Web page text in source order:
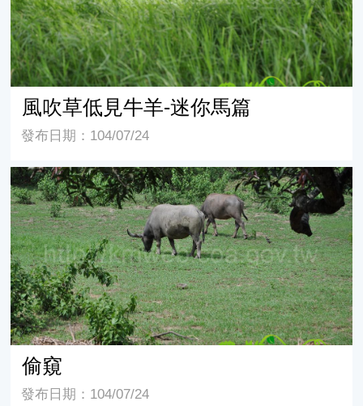
風吹草低見牛羊-迷你馬篇
發布日期：104/07/24
偷窺
偷窺
發布日期：104/07/24